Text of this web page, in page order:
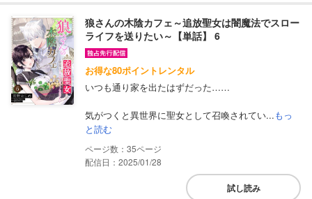
狼さんの木陰カフェ～追放聖女は闇魔法でスロー
ライフを送りたい～【単話】 6
お得な80ポイントレンタル
いつも通り家を出たはずだった……
気がつくと異世界に聖女として召喚されてい...もっ
と読む
35
配信日：2025/01/28
試し読み